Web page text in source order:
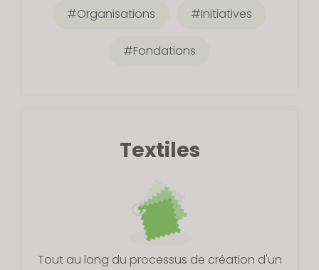
Organisations Initiatives
Fondations
Textiles
Tout au long du processus de création d'un
If you reject all, some features might not function
properly. Reject All